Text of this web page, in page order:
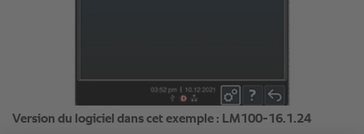
Version du logiciel dans cet exemple : LM100-16.1.24